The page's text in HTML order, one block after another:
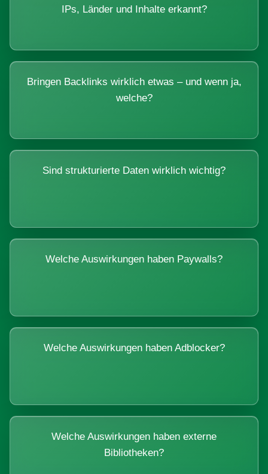
IPs, Länder und Inhalte erkannt?
Bringen Backlinks wirklich etwas – und wenn ja,
welche?
Sind strukturierte Daten wirklich wichtig?
Welche Auswirkungen haben Paywalls?
Welche Auswirkungen haben Adblocker?
Welche Auswirkungen haben externe
Bibliotheken?